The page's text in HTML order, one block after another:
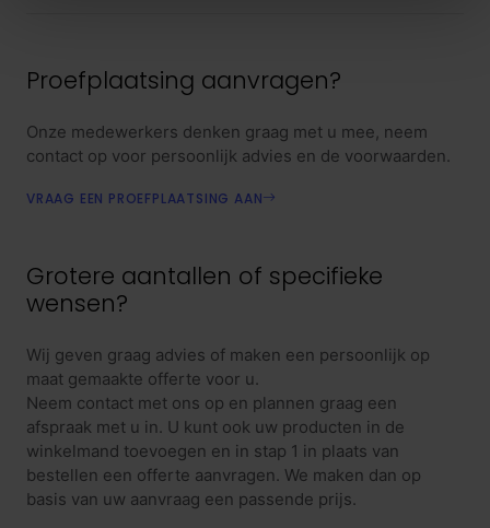
Proefplaatsing aanvragen?
Onze medewerkers denken graag met u mee, neem
contact op voor persoonlijk advies en de voorwaarden.
VRAAG EEN PROEFPLAATSING AAN
Grotere aantallen of specifieke
wensen?
Wij geven graag advies of maken een persoonlijk op
maat gemaakte offerte voor u.
Neem contact met ons op en plannen graag een
afspraak met u in. U kunt ook uw producten in de
winkelmand toevoegen en in stap 1 in plaats van
bestellen een offerte aanvragen. We maken dan op
basis van uw aanvraag een passende prijs.